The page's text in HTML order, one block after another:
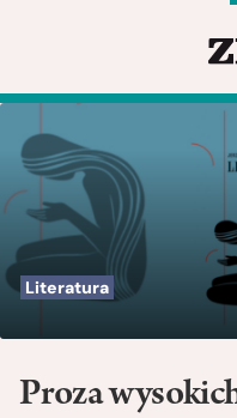
Literatura
Proza